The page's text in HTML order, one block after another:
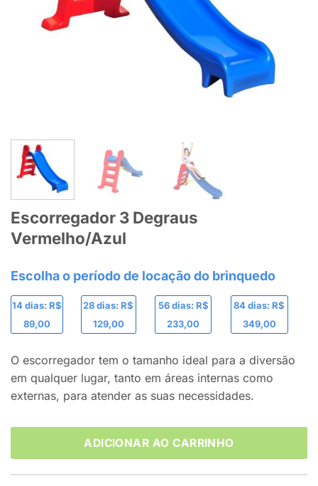
Escorregador 3 Degraus
Vermelho/Azul
14 dias: R$
89,00
28 dias: R$
129,00
56 dias: R$
233,00
84 dias: R$
349,00
O escorregador tem o tamanho ideal para a diversão
em qualquer lugar, tanto em áreas internas como
externas, para atender as suas necessidades.
ADICIONAR AO CARRINHO